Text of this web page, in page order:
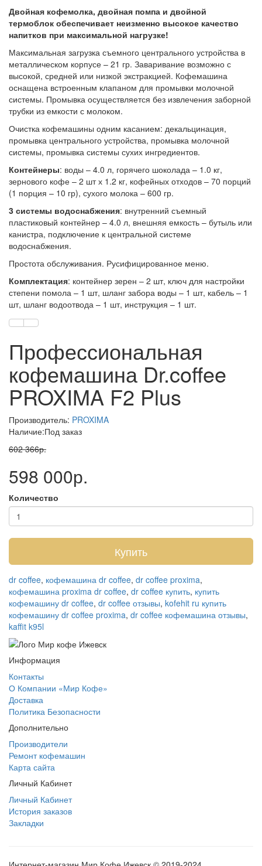
Двойная кофемолка, двойная помпа и двойной
термоблок обеспечивает неизменно высокое качество
напитков при максимальной нагрузке!
Максимальная загрузка съемного центрального устройства в
металлическом корпусе – 21 гр. Заваривание возможно с
высокой, средней или низкой экстракцией. Кофемашина
оснащена встроенным клапаном для промывки молочной
системы. Промывка осуществляется без извлечения заборной
трубки из емкости с молоком.
Очистка кофемашины одним касанием: декальцинация,
промывка центрального устройства, промывка молочной
системы, промывка системы сухих ингредиентов.
Контейнеры: воды – 4.0 л, горячего шоколада – 1.0 кг,
зернового кофе – 2 шт х 1.2 кг, кофейных отходов – 70 порций
(1 порция – 10 гр), сухого молока – 600 гр.
3 системы водоснабжения: внутренний съемный
пластиковый контейнер – 4.0 л, внешняя емкость – бутыль или
канистра, подключение к центральной системе
водоснабжения.
Простота обслуживания. Русифицированное меню.
Комплектация: контейнер зерен – 2 шт, ключ для настройки
степени помола – 1 шт, шланг забора воды – 1 шт, кабель – 1
шт, шланг водоотвода – 1 шт, инструкция – 1 шт.
Профессиональная
кофемашина Dr.coffee
PROXIMA F2 Plus
Производитель: PROXIMA
Наличие:Под заказ
602 366р.
598 000р.
Количество
Купить
dr coffee, кофемашина dr coffee, dr coffee proxima,
кофемашина proxima dr coffee, dr coffee купить, купить
кофемашину dr coffee, dr coffee отзывы, kofehit ru купить
кофемашину dr coffee proxima, dr coffee кофемашина отзывы,
kaffit k95l
Информация
Контакты
О Компании «Мир Кофе»
Доставка
Политика Безопасности
Дополнительно
Производители
Ремонт кофемашин
Карта сайта
Личный Кабинет
Личный Кабинет
История заказов
Закладки